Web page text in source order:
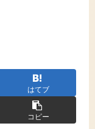
はてブ
コピー